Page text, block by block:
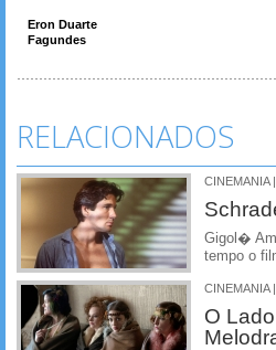
Eron Duarte
Fagundes
RELACIONADOS
CINEMANIA
Gigol�
tempo o
CINEMANIA
O